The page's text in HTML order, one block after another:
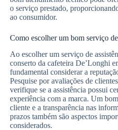
o serviço prestado,
ao consumidor.
Como escolher um bom serviço
Ao escolher um serviço de
conserto da cafeteira De’Longhi
fundamental considerar a
Pesquise por avaliações de
verifique se a assistência possui
experiência com a marca. Um
cliente e a transparência nas
prazos também são aspectos
considerados.